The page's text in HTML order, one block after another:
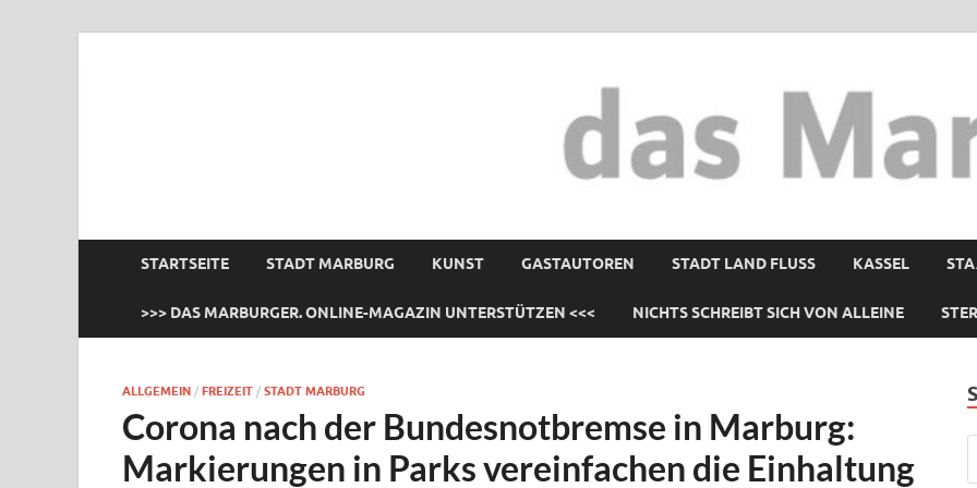
STARTSEITE STADT MARBURG KUNST GASTAUTOREN STADT LAND FLUSS KASSEL
>>> DAS MARBURGER. ONLINE-MAGAZIN UNTERSTÜTZEN <<< NICHTS SCHREIBT SICH VON ALLEINE
ALLGEMEIN / FREIZEIT / STADT MARBURG
Corona nach der Bundesnotbremse in Marburg:
Markierungen in Parks vereinfachen die Einhaltung